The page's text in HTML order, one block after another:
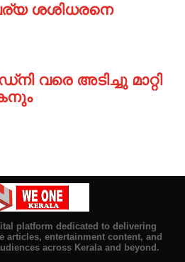
ശശിധരനെ
വരെ അടിച്ചു മാറ്റി
platform dedicated to delivering
articles, entertainment content, and
across Kerala and beyond.